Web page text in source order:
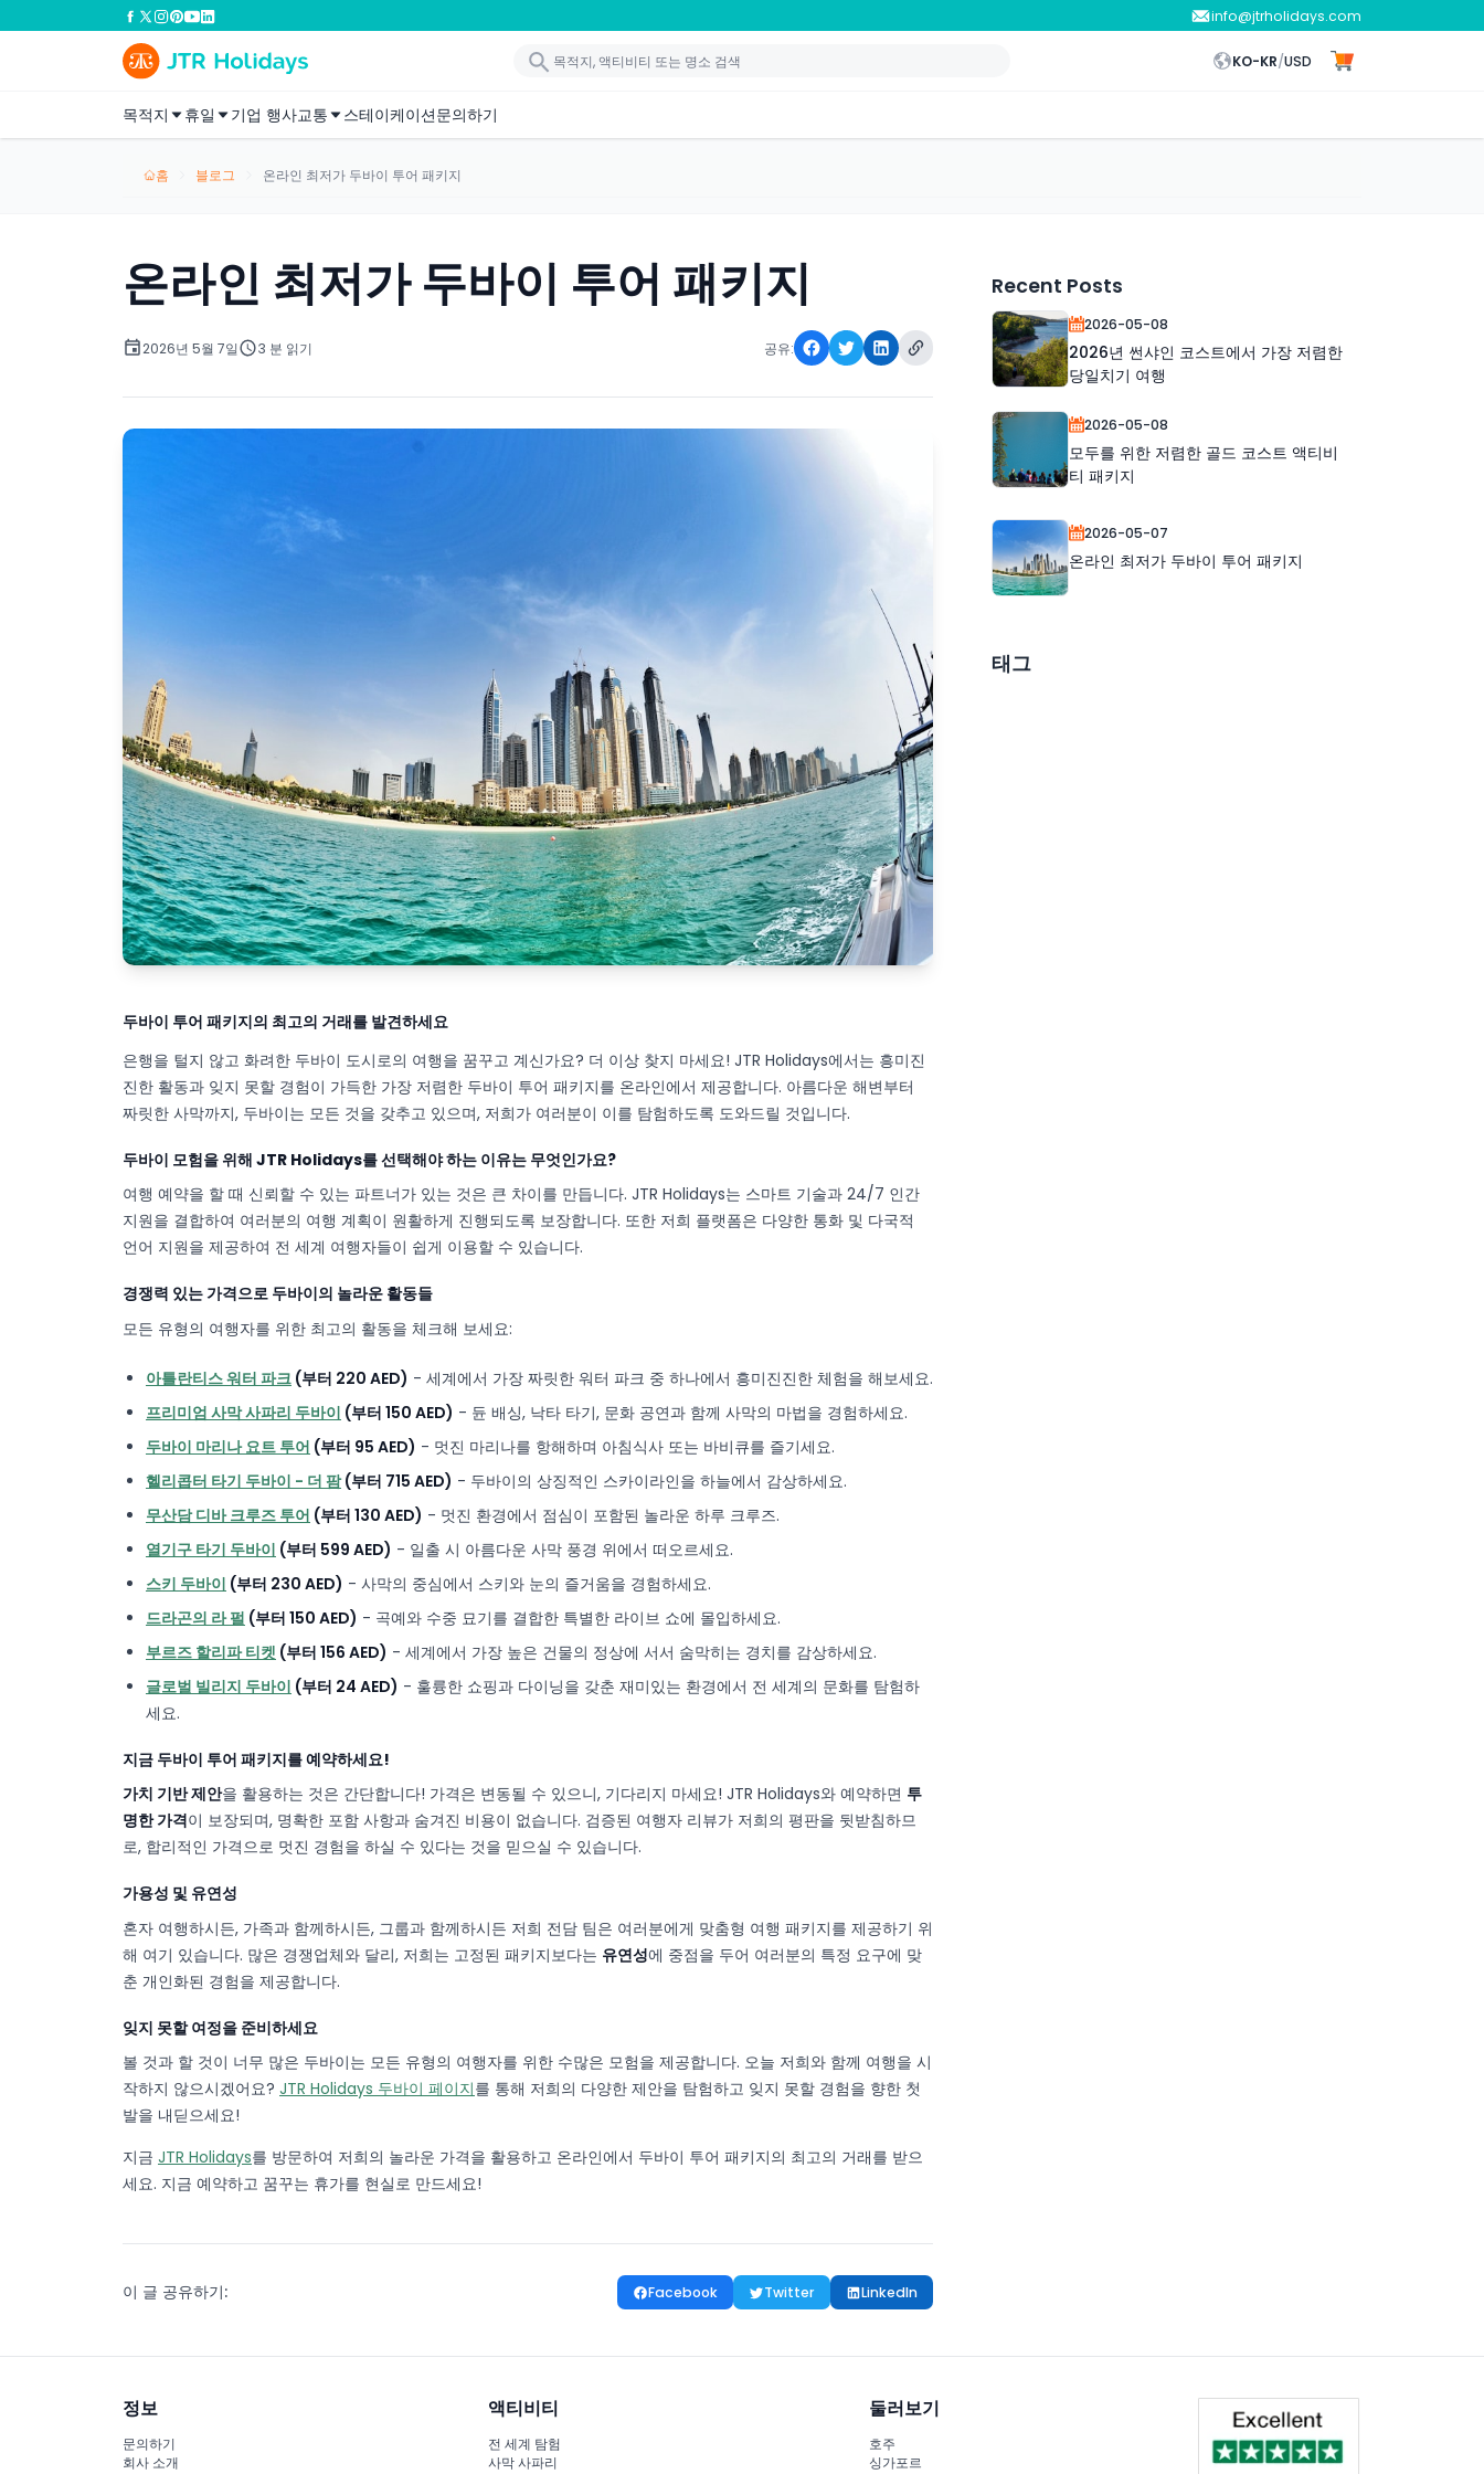
info@jtrholidays.com
KO-KR/USD
목적지 휴일 기업 행사교통 스테이케이션문의하기
홈 블로그 온라인 최저가 두바이 투어 패키지
온라인 최저가 두바이 투어 패키지
2026년 5월 7일 3 분 읽기 공유:
두바이 투어 패키지의 최고의 거래를 발견하세요
은행을 털지 않고 화려한 두바이 도시로의 여행을 꿈꾸고 계신가요? 더 이상 찾지 마세요! JTR Holidays에서는 흥미진
진한 활동과 잊지 못할 경험이 가득한 가장 저렴한 두바이 투어 패키지를 온라인에서 제공합니다. 아름다운 해변부터
짜릿한 사막까지, 두바이는 모든 것을 갖추고 있으며, 저희가 여러분이 이를 탐험하도록 도와드릴 것입니다.
두바이 모험을 위해 JTR Holidays를 선택해야 하는 이유는 무엇인가요?
여행 예약을 할 때 신뢰할 수 있는 파트너가 있는 것은 큰 차이를 만듭니다. JTR Holidays는 스마트 기술과 24/7 인간
지원을 결합하여 여러분의 여행 계획이 원활하게 진행되도록 보장합니다. 또한 저희 플랫폼은 다양한 통화 및 다국적
언어 지원을 제공하여 전 세계 여행자들이 쉽게 이용할 수 있습니다.
경쟁력 있는 가격으로 두바이의 놀라운 활동들
모든 유형의 여행자를 위한 최고의 활동을 체크해 보세요:
아틀란티스 워터 파크 (부터 220 AED) - 세계에서 가장 짜릿한 워터 파크 중 하나에서 흥미진진한 체험을 해보세요.
프리미엄 사막 사파리 두바이 (부터 150 AED) - 듄 배싱, 낙타 타기, 문화 공연과 함께 사막의 마법을 경험하세요.
두바이 마리나 요트 투어 (부터 95 AED) - 멋진 마리나를 항해하며 아침식사 또는 바비큐를 즐기세요.
헬리콥터 타기 두바이 - 더 팜(부터 715 AED) - 두바이의 상징적인 스카이라인을 하늘에서 감상하세요.
무산담 디바 크루즈 투어 (부터 130 AED) - 멋진 환경에서 점심이 포함된 놀라운 하루 크루즈.
열기구 타기 두바이 (부터 599 AED) - 일출 시 아름다운 사막 풍경 위에서 떠오르세요.
스키 두바이 (부터 230 AED) - 사막의 중심에서 스키와 눈의 즐거움을 경험하세요.
드라곤의 라 펄 (부터 150 AED) - 곡예와 수중 묘기를 결합한 특별한 라이브 쇼에 몰입하세요.
부르즈 할리파 티켓 (부터 156 AED) - 세계에서 가장 높은 건물의 정상에 서서 숨막히는 경치를 감상하세요.
글로벌 빌리지 두바이 (부터 24 AED) - 훌륭한 쇼핑과 다이닝을 갖춘 재미있는 환경에서 전 세계의 문화를 탐험하
세요.
지금 두바이 투어 패키지를 예약하세요!
가치 기반 제안을 활용하는 것은 간단합니다! 가격은 변동될 수 있으니, 기다리지 마세요! JTR Holidays와 예약하면 투
명한 가격이 보장되며, 명확한 포함 사항과 숨겨진 비용이 없습니다. 검증된 여행자 리뷰가 저희의 평판을 뒷받침하므
로, 합리적인 가격으로 멋진 경험을 하실 수 있다는 것을 믿으실 수 있습니다.
가용성 및 유연성
혼자 여행하시든, 가족과 함께하시든, 그룹과 함께하시든 저희 전담 팀은 여러분에게 맞춤형 여행 패키지를 제공하기 위
해 여기 있습니다. 많은 경쟁업체와 달리, 저희는 고정된 패키지보다는 유연성에 중점을 두어 여러분의 특정 요구에 맞
춘 개인화된 경험을 제공합니다.
잊지 못할 여정을 준비하세요
볼 것과 할 것이 너무 많은 두바이는 모든 유형의 여행자를 위한 수많은 모험을 제공합니다. 오늘 저희와 함께 여행을 시
작하지 않으시겠어요? JTR Holidays 두바이 페이지를 통해 저희의 다양한 제안을 탐험하고 잊지 못할 경험을 향한 첫
발을 내딛으세요!
지금 JTR Holidays를 방문하여 저희의 놀라운 가격을 활용하고 온라인에서 두바이 투어 패키지의 최고의 거래를 받으
세요. 지금 예약하고 꿈꾸는 휴가를 현실로 만드세요!
이 글 공유하기: Facebook Twitter LinkedIn
Recent Posts
2026-05-08
2026년 썬샤인 코스트에서 가장 저렴한
당일치기 여행
2026-05-08
모두를 위한 저렴한 골드 코스트 액티비
티 패키지
2026-05-07
온라인 최저가 두바이 투어 패키지
태그
정보
문의하기
회사 소개
액티비티
전 세계 탐험
사막 사파리
둘러보기
호주
싱가포르